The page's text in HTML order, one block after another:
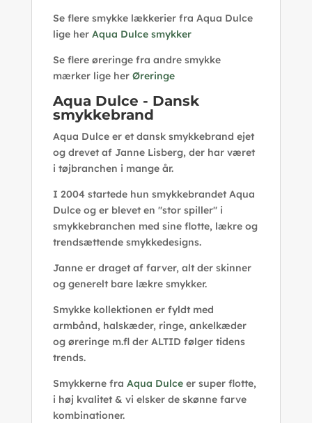
Se flere smykke lækkerier fra Aqua Dulce
lige her Aqua Dulce smykker
Se flere øreringe fra andre smykke
mærker lige her Øreringe
Aqua Dulce - Dansk
smykkebrand
Aqua Dulce er et dansk smykkebrand ejet
og drevet af Janne Lisberg, der har været
i tøjbranchen i mange år.
I 2004 startede hun smykkebrandet Aqua
Dulce og er blevet en "stor spiller" i
smykkebranchen med sine flotte, lækre og
trendsættende smykkedesigns.
Janne er draget af farver, alt der skinner
og generelt bare lækre smykker.
Smykke kollektionen er fyldt med
armbånd, halskæder, ringe, ankelkæder
og øreringe m.fl der ALTID følger tidens
trends.
Smykkerne fra Aqua Dulceer super flotte,
i høj kvalitet & vi elsker de skønne farve
kombinationer.